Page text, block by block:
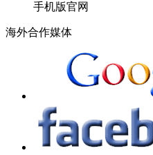
手机版官网
海外合作媒体